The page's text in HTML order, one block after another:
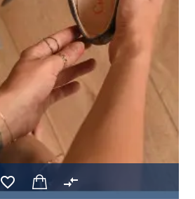
favorite_border compare_arrows